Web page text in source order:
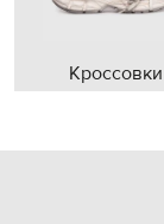
Кроссовки